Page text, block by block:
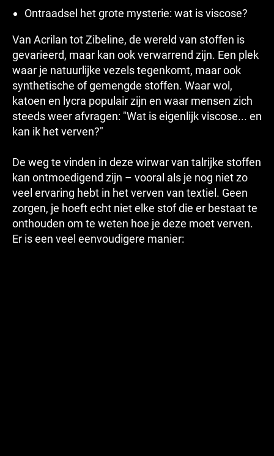
Ontraadsel het grote mysterie: wat is viscose?
Van Acrilan tot Zibeline, de wereld van stoffen is
gevarieerd, maar kan ook verwarrend zijn. Een plek
waar je natuurlijke vezels tegenkomt, maar ook
synthetische of gemengde stoffen. Waar wol,
katoen en lycra populair zijn en waar mensen zich
steeds weer afvragen: "Wat is eigenlijk viscose... en
kan ik het verven?"
De weg te vinden in deze wirwar van talrijke stoffen
kan ontmoedigend zijn – vooral als je nog niet zo
veel ervaring hebt in het verven van textiel. Geen
zorgen, je hoeft echt niet elke stof die er bestaat te
onthouden om te weten hoe je deze moet verven.
Er is een veel eenvoudigere manier: